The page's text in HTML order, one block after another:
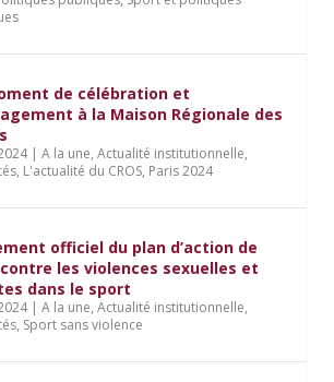
de célébration et
à la Maison Régionale des
|A la une,Actualité institutionnelle,
, L'actualité du CROS, Paris 2024
officiel du plan d’action de
les violences sexuelles et
dans le sport
|A la une,Actualité institutionnelle,
, Sport sans violence